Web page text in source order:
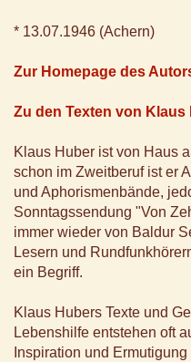
* 13.07.1946 (Achern)
Zur Homepage des
Zu den Texten von
Klaus Huber ist von Haus
schon im Zweitberuf ist er
und Aphorismenbände,
Sonntagssendung "Von
immer wieder von Baldur
Lesern und
ein Begriff.
Klaus Hubers Texte und
Lebenshilfe entstehen oft
Inspiration und